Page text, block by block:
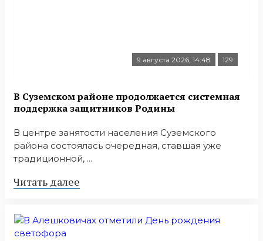
9 августа 2026, 14:48 129
В Суземском районе продолжается системная
поддержка защитников Родины
В центре занятости населения Суземского
района состоялась очередная, ставшая уже
традиционной, ...
Читать далее